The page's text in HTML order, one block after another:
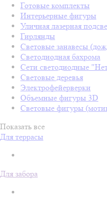
Готовые комплекты
Интерьерные фигуры
Уличная лазерная
Гирлянды
Световые занавесы
Светодиодная бахрома
Сети светодиодные
Световые деревья
Электрофейерверки
Объемные фигуры 3D
Световые фигуры
Показать все
Для террасы
Для забора